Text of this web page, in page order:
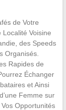
de Votre
Localité Voisine
des Speeds
Organisés.
Rapides de
Échanger
et Ainsi
Femme sur
Opportunités